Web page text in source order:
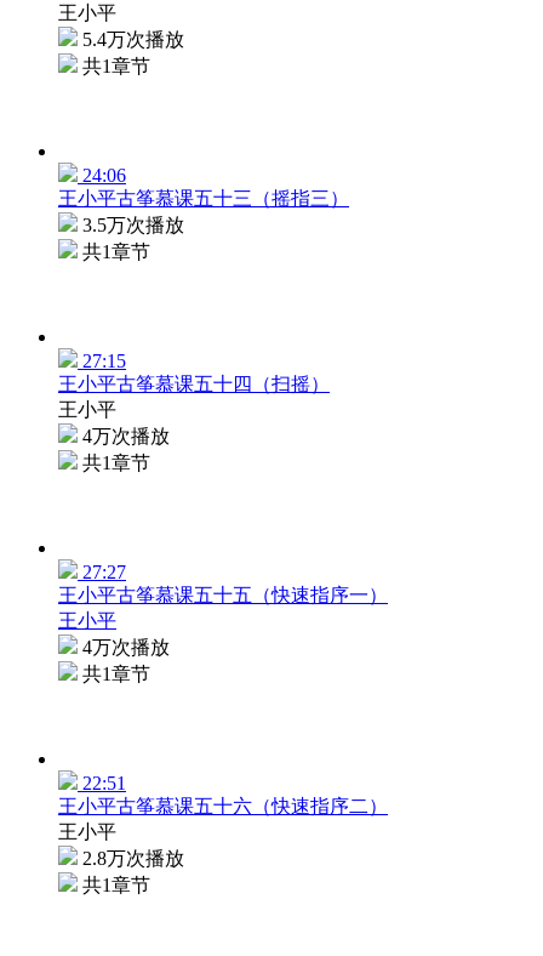
王小平
5.4万次播放
共1章节
24:06
王小平古筝慕课五十三（摇指三）
3.5万次播放
共1章节
27:15
王小平古筝慕课五十四（扫摇）
王小平
4万次播放
共1章节
27:27
王小平古筝慕课五十五（快速指序一）
王小平
4万次播放
共1章节
22:51
王小平古筝慕课五十六（快速指序二）
王小平
2.8万次播放
共1章节